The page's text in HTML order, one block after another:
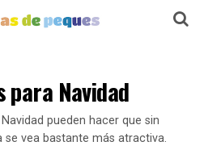
para Navidad
pueden hacer que sin
vea bastante más atractiva.